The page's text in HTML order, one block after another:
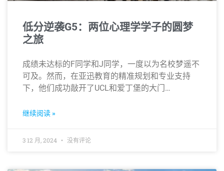
低分逆袭G5：两位心理学学子的圆梦
之旅
成绩未达标的F同学和J同学，一度以为名校梦遥不
可及。然而，在亚迅教育的精准规划和专业支持
下，他们成功敲开了UCL和爱丁堡的大门…
继续阅读 »
3 12 月, 2024 没有评论